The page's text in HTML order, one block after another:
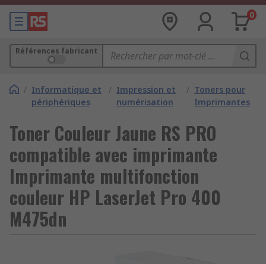
0
Références fabricant
/ Informatique et
périphériques
/ Impression et
numérisation
/ Toners pour
Imprimantes
Toner Couleur Jaune RS PRO
compatible avec imprimante
Imprimante multifonction
couleur HP LaserJet Pro 400
M475dn